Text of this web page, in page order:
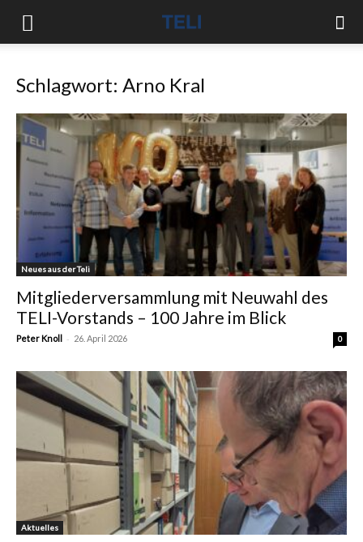
Schlagwort: Arno Kral
Neues aus der Teli
Mitgliederversammlung mit Neuwahl des
TELI-Vorstands – 100 Jahre im Blick
Peter Knoll - 26. April 2026 0
Aktuelles